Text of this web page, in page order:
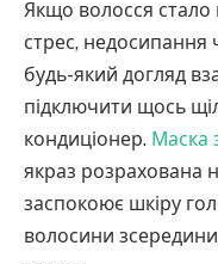
Якщо волосся стало
стрес, недосипання
будь-який догляд
підключити щось
кондиціонер. Маска
якраз розрахована
заспокоює шкіру
волосини